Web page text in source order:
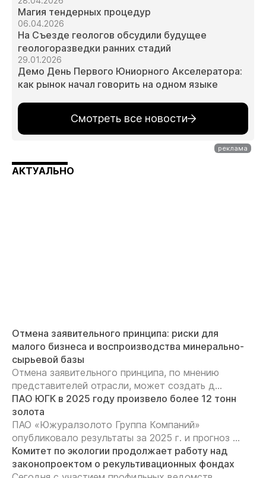
Магия тендерных процедур
06.04.2026
На Съезде геологов обсудили будущее
геологоразведки ранних стадий
29.01.2026
Демо День Первого Юниорного Акселератора:
как рынок начал говорить на одном языке
Смотреть все новости
АКТУАЛЬНО
Отмена заявительного принципа: риски для
малого бизнеса и воспроизводства минерально-
сырьевой базы
Отмена заявительного принципа, по мнению
представителей отрасли, может создать д...
ПАО ЮГК в 2025 году произвело более 12 тонн
золота
ПАО «Южуралзолото Группа Компаний»
опубликовало результаты за 2025 г. и прогноз ...
Комитет по экологии продолжает работу над
законопроектом о рекультивационных фондах